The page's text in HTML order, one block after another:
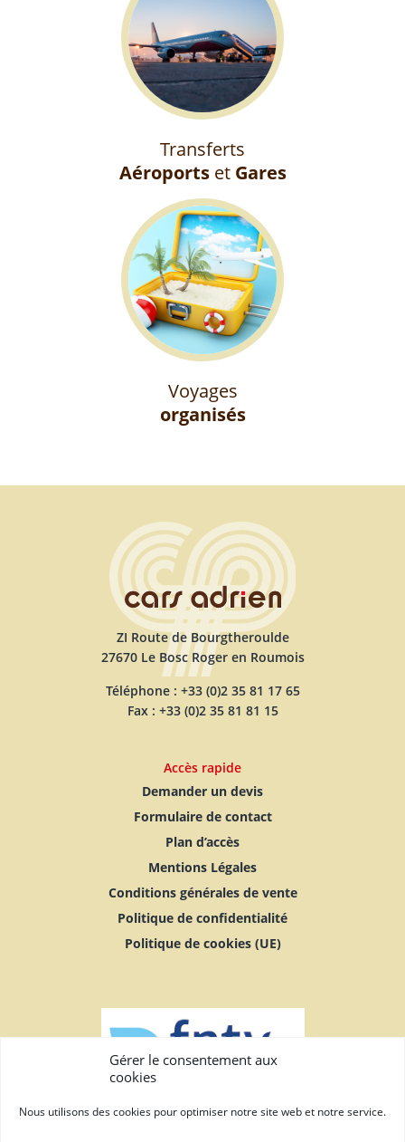
Gérer le consentement aux
cookies
Nous utilisons des cookies pour optimiser notre site web et notre service.
Transferts
Aéroportset Gares
Voyages
organisés
ZI Route de Bourgtheroulde
27670 Le Bosc Roger en Roumois
Téléphone : +33 (0)2 35 81 17 65
Fax : +33 (0)2 35 81 81 15
Accès rapide
Demander un devis
Formulaire de contact
Plan d’accès
Mentions Légales
Conditions générales de vente
Politique de confidentialité
Politique de cookies (UE)